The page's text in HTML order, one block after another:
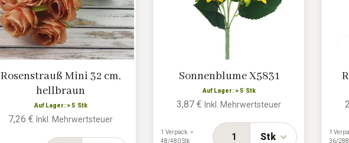
Rosenstrauß Mini 32 cm,
hellbraun
Auf Lager: > 5 Stk
7,26 € Inkl. Mehrwertsteuer
Sonnenblume X5831
Auf Lager: > 5 Stk
3,87 € Inkl. Mehrwertsteuer
Stk
1 Verpack. =
48/480 Stk
1
36/288